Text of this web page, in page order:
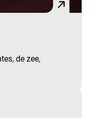
de zee,